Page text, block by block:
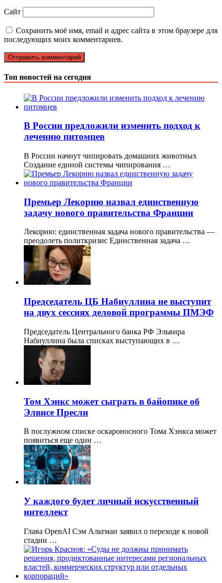
Сайт
Сохранить моё имя, email и адрес сайта в этом браузере для
последующих моих комментариев.
Топ новостей на сегодня
В России предложили изменить подход к
лечению питомцев
В России начнут чипировать домашних животных
Создание единой системы чипирования …
Премьер Лекорню назвал единственную
задачу нового правительства Франции
Лекорню: единственная задача нового правительства —
преодолеть политкризис Единственная задача …
Председатель ЦБ Набиуллина не выступит
на двух сессиях деловой программы ПМЭФ
Председатель Центрального банка РФ Эльвира
Набиуллина была списках выступающих в …
Том Хэнкс может сыграть в байопике об
Элвисе Пресли
В послужном списке оскароносного Тома Хэнкса может
появиться еще один …
У каждого будет личный искусственный
интеллект
Глава OpenAI Сэм Альтман заявил о переходе к новой
стадии …